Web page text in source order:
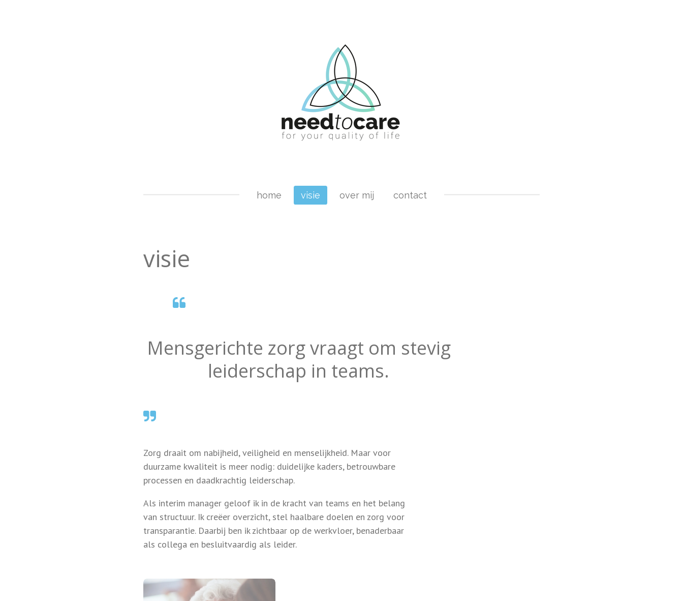
home visie over mij contact
visie
Mensgerichte zorg vraagt om stevig
leiderschap in teams.
Zorg draait om nabijheid, veiligheid en menselijkheid. Maar voor
duurzame kwaliteit is meer nodig: duidelijke kaders, betrouwbare
processen en daadkrachtig leiderschap.
Als interim manager geloof ik in de kracht van teams en het belang
van structuur. Ik creëer overzicht, stel haalbare doelen en zorg voor
transparantie. Daarbij ben ik zichtbaar op de werkvloer, benaderbaar
als collega en besluitvaardig als leider.